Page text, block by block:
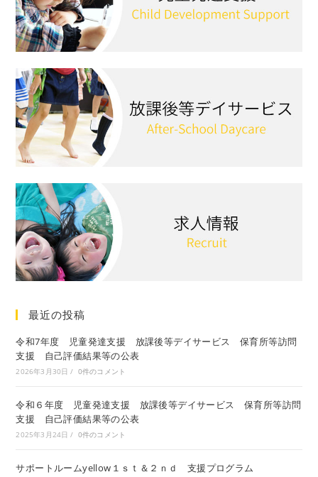
最近の投稿
令和7年度 児童発達支援 放課後等デイサービス 保育所等訪問
支援 自己評価結果等の公表
2026年3月30日 / 0件のコメント
令和６年度 児童発達支援 放課後等デイサービス 保育所等訪問
支援 自己評価結果等の公表
2025年3月24日 / 0件のコメント
サポートルームyellow１ｓｔ＆２ｎｄ 支援プログラム